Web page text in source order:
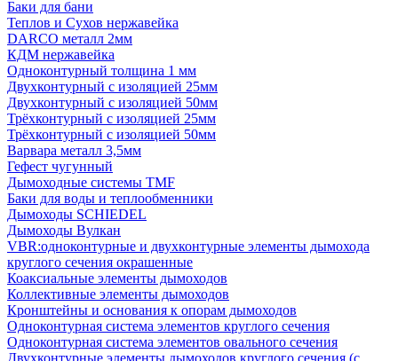
Баки для бани
Теплов и Сухов нержавейка
DARCO металл 2мм
КДМ нержавейка
Одноконтурный толщина 1 мм
Двухконтурный с изоляцией 25мм
Двухконтурный с изоляцией 50мм
Трёхконтурный с изоляцией 25мм
Трёхконтурный с изоляцией 50мм
Варвара металл 3,5мм
Гефест чугунный
Дымоходные системы TMF
Баки для воды и теплообменники
Дымоходы SCHIEDEL
Дымоходы Вулкан
VBR:одноконтурные и двухконтурные элементы дымохода
круглого сечения окрашенные
Коаксиальные элементы дымоходов
Коллективные элементы дымоходов
Кронштейны и основания к опорам дымоходов
Одноконтурная система элементов круглого сечения
Одноконтурная система элементов овального сечения
Двухконтурные элементы дымоходов круглого сечения (с